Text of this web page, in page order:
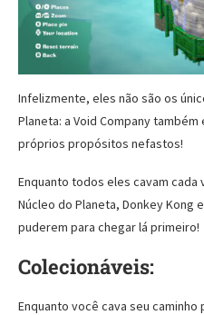
Infelizmente, eles não são os
Planeta: a Void Company
próprios propósitos nefastos!
Enquanto todos eles cavam cada
Núcleo do Planeta, Donkey Kong
puderem para chegar lá primeiro!
Colecionáveis:
Enquanto você cava seu